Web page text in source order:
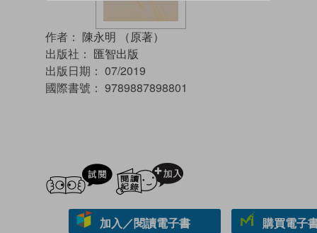
作者： 陳永明 （原著）
出版社： 匯智出版
出版日期： 07/2019
國際書號： 9789887898801
試閲
加入／閱讀電子書 購買電子